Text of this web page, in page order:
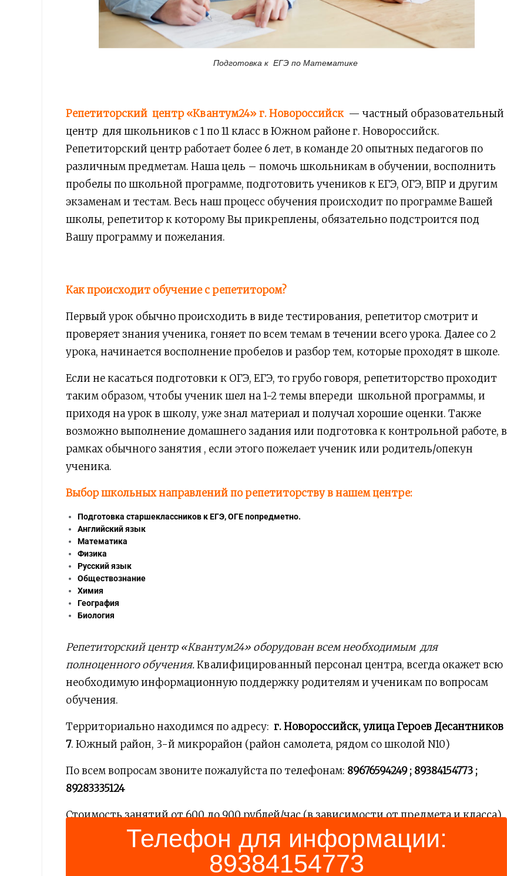
Подготовка к ЕГЭ по Математике
Репетиторский центр «Квантум24» г. Новороссийск — частный образовательный
центр для школьников с 1 по 11 класс в Южном районе г. Новороссийск.
Репетиторский центр работает более 6 лет, в команде 20 опытных педагогов по
различным предметам. Наша цель – помочь школьникам в обучении, восполнить
пробелы по школьной программе, подготовить учеников к ЕГЭ, ОГЭ, ВПР и другим
экзаменам и тестам. Весь наш процесс обучения происходит по программе Вашей
школы, репетитор к которому Вы прикреплены, обязательно подстроится под
Вашу программу и пожелания.
Как происходит обучение с репетитором?
Первый урок обычно происходить в виде тестирования, репетитор смотрит и
проверяет знания ученика, гоняет по всем темам в течении всего урока. Далее со 2
урока, начинается восполнение пробелов и разбор тем, которые проходят в школе.
Если не касаться подготовки к ОГЭ, ЕГЭ, то грубо говоря, репетиторство проходит
таким образом, чтобы ученик шел на 1-2 темы впереди школьной программы, и
приходя на урок в школу, уже знал материал и получал хорошие оценки. Также
возможно выполнение домашнего задания или подготовка к контрольной работе, в
рамках обычного занятия , если этого пожелает ученик или родитель/опекун
ученика.
Выбор школьных направлений по репетиторству в нашем центре:
Подготовка старшеклассников к ЕГЭ, ОГЕ попредметно.
Английский язык
Математика
Физика
Русский язык
Обществознание
Химия
География
Биология
Репетиторский центр «Квантум24» оборудован всем необходимым для
полноценного обучения.Квалифицированный персонал центра, всегда окажет всю
необходимую информационную поддержку родителям и ученикам по вопросам
обучения.
Территориально находимся по адресу: г. Новороссийск, улица Героев Десантников
7. Южный район, 3-й микрорайон (район самолета, рядом со школой N10)
По всем вопросам звоните пожалуйста по телефонам: 89676594249 ; 89384154773 ;
89283335124
Стоимость занятий от 600 до 900 рублей/час (в зависимости от предмета и класса).
Качество обучения гарантируем
Телефон для информации:
89384154773